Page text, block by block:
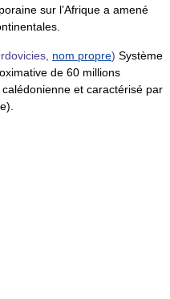
sur l’Afrique a amené
nom propre) Système
de 60 millions
et caractérisé par